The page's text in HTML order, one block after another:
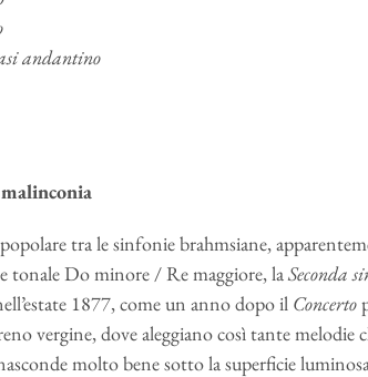
andantino
tra le sinfonie brahmsiane,
tonale Do minore / Re maggiore, laSeconda
1877, come un anno dopo il Concerto
vergine, dove aleggiano così tante
molto bene sotto la superficie